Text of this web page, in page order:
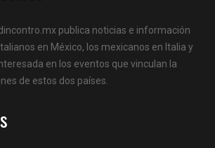
publica noticias e información
en México, los mexicanos en Italia y
en los eventos que vinculan la
de estos dos países.